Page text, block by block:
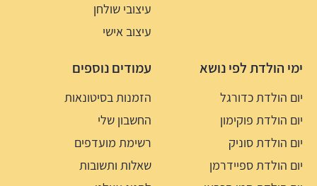
עיצובי שולחן
עיצוב אישי
ימי הולדת לפי נושא
יום הולדת כדורגל
יום הולדת פוקימון
יום הולדת סוניק
יום הולדת ספיידרמן
עמודים נוספים
הזמנות בסיטונאות
החשבון שלי
רשימת מועדפים
שאלות ותשובות